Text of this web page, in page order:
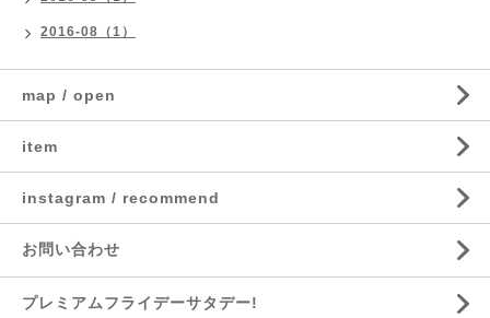
2016-08（1）
map / open
item
instagram / recommend
お問い合わせ
プレミアムフライデーサタデー!